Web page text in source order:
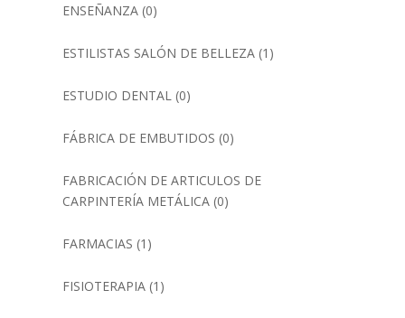
ENSEÑANZA(0)
ESTILISTAS SALÓN DE BELLEZA(1)
ESTUDIO DENTAL(0)
FÁBRICA DE EMBUTIDOS (0)
FABRICACIÓN DE ARTICULOS DE
CARPINTERÍA METÁLICA(0)
FARMACIAS (1)
FISIOTERAPIA(1)